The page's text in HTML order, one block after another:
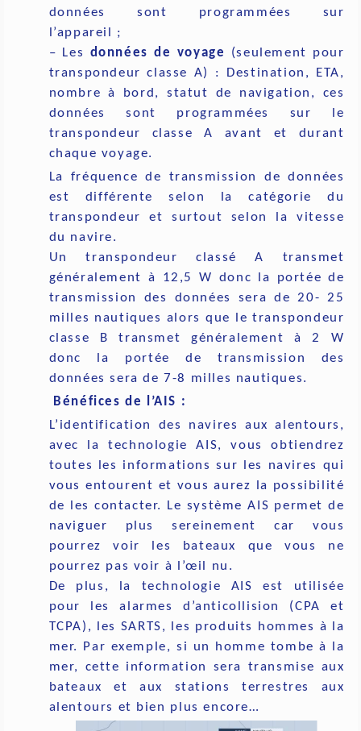
données sont programmées sur
l’appareil ;
– Les données de voyage
(seulement pour
transpondeur classe A) : Destination, ETA,
nombre à bord, statut de navigation, ces
données sont programmées sur le
transpondeur classe A avant et durant
chaque voyage.
La fréquence de transmission de données
est différente selon la catégorie du
transpondeur et surtout selon la vitesse
du navire.
Un transpondeur classé A transmet
généralement à 12,5 W donc la portée de
transmission des données sera de 20- 25
milles nautiques alors que le transpondeur
classe B transmet généralement à 2 W
donc la portée de transmission des
données sera de 7-8 milles nautiques.
Bénéfices de l’AIS :
L’identification des navires aux alentours,
avec la technologie AIS, vous obtiendrez
toutes les informations sur les navires qui
vous entourent et vous aurez la possibilité
de les contacter. Le système AIS permet de
naviguer plus sereinement car vous
pourrez voir les bateaux que vous ne
pourrez pas voir à l’œil nu.
De plus, la technologie AIS est utilisée
pour les alarmes d’anticollision (CPA et
TCPA), les SARTS, les produits hommes à la
mer. Par exemple, si un homme tombe à la
mer, cette information sera transmise aux
bateaux et aux stations terrestres aux
alentours et bien plus encore…